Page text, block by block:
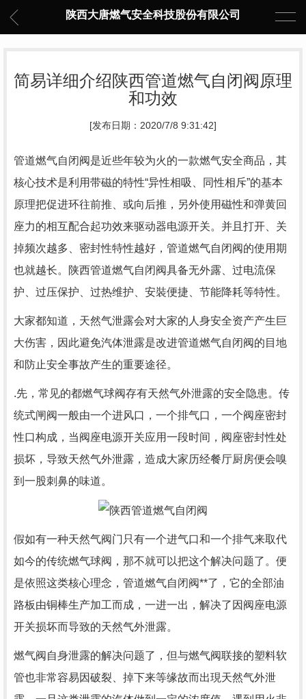
陕西大唐燃气安全科技股份有限公司
简易详细介绍陕西管道燃气自闭阀原理
和功效
[发布日期：2020/7/8 9:31:42]
管道燃气自闭阀是近些年较为火的一款燃气安全商品，其
核心技术是利用带磁的特性“异性相吸、同性相斥”的基本
原理把促进环往前推、或向后推，另外使用磁性和弹黄回
座力的相互配合起功效来驱动器电源开关。并且打开、关
掉频次越多、密封性特性越好，管道燃气自闭阀的使用期
也就越长。陕西管道燃气自闭阀具备无外露、过电流保
护、过压保护、过热维护、安裝便捷、节能降耗等特性。
大家都知道，天然气泄露会对大家的人身安全资产产生巨
大伤害，因此避免汽体泄露是改进管道燃气自闭阀的目地
和防止安全事故产生的重要途径。
.先，常见的都燃气球阀存有天然气外泄露的安全隐患。传
统式闸阀一般由一个进风口，一个排气口，一个阀座密封
性口构成，当阀座电源开关应用一段时间，阀座密封性处
损坏，导致天然气外泄露，造成大家历经餐厅厨房便会嗅
到一股刺鼻的味道。
假如有一种天然气阀门只有一个进气口和一个排气来取代
如今的传统燃气球阀，那不就可以把这个解决问题了。便
是依照这类核心理念，管道燃气自闭阀**了，它的全部油
路板由铜棒生产加工而成，一进一出，解决了因阀座电源
开关损坏而导致的天然气外泄露。
燃气阀自身泄露的解决问题了，但与燃气阀联接的塑料软
管也非常容易因破裂、掉下来等缘故而出現天然气外泄